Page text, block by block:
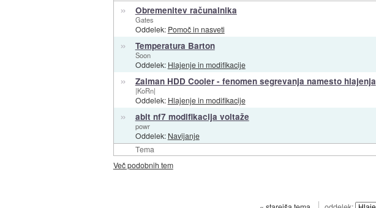
Tema
» Obremenitev računalnika
Gates
Oddelek: Pomoč in nasveti
» Temperatura Barton
Soon
Oddelek: Hlajenje in modifikacije
» Zalman HDD Cooler - fenomen segrevanja namesto hlajenja
|KoRn|
Oddelek: Hlajenje in modifikacije
» abit nf7 modifikacija voltaže
powr
Oddelek: Navijanje
Več podobnih tem